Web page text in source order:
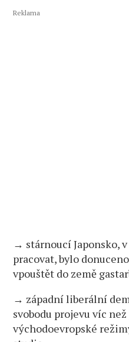
Reklama
→ stárnoucí Japonsko,
pracovat, bylo
vpouštět do země
→ západní liberální
svobodu projevu víc
východoevropské